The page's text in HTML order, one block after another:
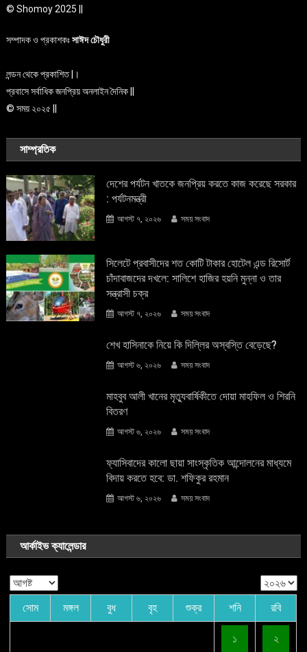
© Shomoy 2025 ||
সম্পাদক ও প্রকাশকঃসাঈদ চৌধুরী
লন্ডন থেকে প্রকাশিত |।
প্রবাসে সর্বাধিক জনপ্রিয় অনলাইন দৈনিক ||
© সময় ২০২৫ ||
সাম্প্রতিক
দেশের পর্যটন খাতকে জনপ্রিয় করতে কাজ করেছে সরকার
: পর্যটনমন্ত্রী
আগস্ট ৭, ২০২৬ সময় সংবাদ
সিলেটে প্রবাসীদের শত কোটি টাকার হোটেল এন্ড রিসোর্ট
চাঁদাবাজদের দখলে: সালিশে হাজির হয়নি মুন্না ও তার
সন্ত্রাসী চক্র
আগস্ট ৭, ২০২৬ সময় সংবাদ
শেখ হাসিনাকে নিয়ে কি দিল্লির অস্বস্তি বেড়েছে?
আগস্ট ৬, ২০২৬ সময় সংবাদ
মাহবুব আলী খানের মৃত্যুবার্ষিকীতে দোয়া মাহফিল ও শিরনি
বিতরণ
আগস্ট ৬, ২০২৬ সময় সংবাদ
ফ্যাসিবাদের কালো ছায়া সাংস্কৃতিক আন্দােলনের মাধ্যমে
বিদায় করতে হবে: ডা. শফিকুর রহমান
আগস্ট ৬, ২০২৬ সময় সংবাদ
আর্কাইভ ক্যালেন্ডার
সোম মঙ্গল বুধ বৃহ শুক্র শনি রবি
১ ২